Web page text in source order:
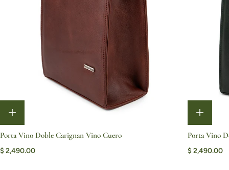
Porta Vino Doble Carignan Vino Cuero
$ 2,490.00
Porta Vino
$ 2,490.00